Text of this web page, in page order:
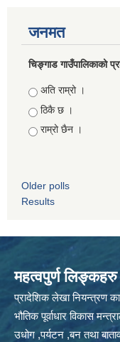
जनमत
चिङ्गाड गाउँपालिकाको
Choices
अति राम्रो ।
ठिकै छ ।
राम्रो छैन ।
Older polls
Results
महत्वपुर्ण लिङ्कहरु
प्रादेशिक लेखा नियन्त्रण
भौतिक पूर्वाधार विकास
उधोग ,पर्यटन ,बन तथा